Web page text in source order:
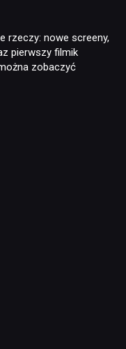
rzeczy: nowe screeny,
pierwszy filmik
zobaczyć